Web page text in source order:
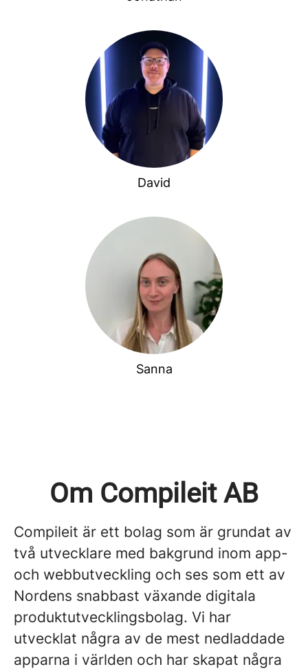
David
Sanna
Om Compileit AB
Compileit är ett bolag som är grundat av
två utvecklare med bakgrund inom app-
och webbutveckling och ses som ett av
Nordens snabbast växande digitala
produktutvecklingsbolag. Vi har
utvecklat några av de mest nedladdade
apparna i världen och har skapat några